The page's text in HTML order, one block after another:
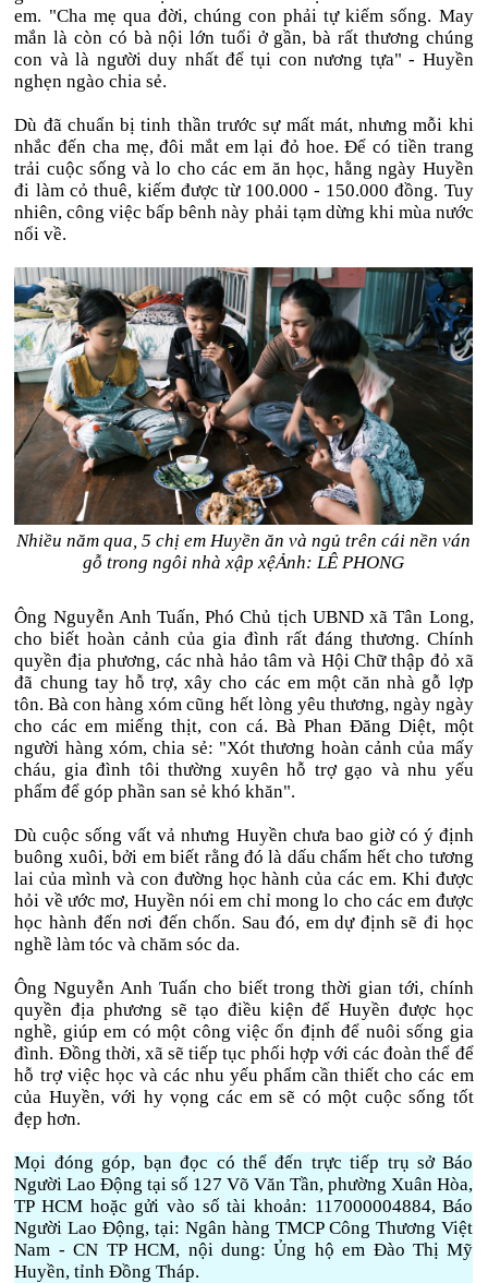
em. "Cha mẹ qua đời, chúng con phải tự kiếm sống. May
mắn là còn có bà nội lớn tuổi ở gần, bà rất thương chúng
con và là người duy nhất để tụi con nương tựa" - Huyền
nghẹn ngào chia sẻ.
Dù đã chuẩn bị tinh thần trước sự mất mát, nhưng mỗi khi
nhắc đến cha mẹ, đôi mắt em lại đỏ hoe. Để có tiền trang
trải cuộc sống và lo cho các em ăn học, hằng ngày Huyền
đi làm cỏ thuê, kiếm được từ 100.000 - 150.000 đồng. Tuy
nhiên, công việc bấp bênh này phải tạm dừng khi mùa nước
nổi về.
Nhiều năm qua, 5 chị em Huyền ăn và ngủ trên cái nền ván
gỗ trong ngôi nhà xập xệẢnh: LÊ PHONG
Ông Nguyễn Anh Tuấn, Phó Chủ tịch UBND xã Tân Long,
cho biết hoàn cảnh của gia đình rất đáng thương. Chính
quyền địa phương, các nhà hảo tâm và Hội Chữ thập đỏ xã
đã chung tay hỗ trợ, xây cho các em một căn nhà gỗ lợp
tôn. Bà con hàng xóm cũng hết lòng yêu thương, ngày ngày
cho các em miếng thịt, con cá. Bà Phan Đăng Diệt, một
người hàng xóm, chia sẻ: "Xót thương hoàn cảnh của mấy
cháu, gia đình tôi thường xuyên hỗ trợ gạo và nhu yếu
phẩm để góp phần san sẻ khó khăn".
Dù cuộc sống vất vả nhưng Huyền chưa bao giờ có ý định
buông xuôi, bởi em biết rằng đó là dấu chấm hết cho tương
lai của mình và con đường học hành của các em. Khi được
hỏi về ước mơ, Huyền nói em chỉ mong lo cho các em được
học hành đến nơi đến chốn. Sau đó, em dự định sẽ đi học
nghề làm tóc và chăm sóc da.
Ông Nguyễn Anh Tuấn cho biết trong thời gian tới, chính
quyền địa phương sẽ tạo điều kiện để Huyền được học
nghề, giúp em có một công việc ổn định để nuôi sống gia
đình. Đồng thời, xã sẽ tiếp tục phối hợp với các đoàn thể để
hỗ trợ việc học và các nhu yếu phẩm cần thiết cho các em
của Huyền, với hy vọng các em sẽ có một cuộc sống tốt
đẹp hơn.
Mọi đóng góp, bạn đọc có thể đến trực tiếp trụ sở Báo
Người Lao Động tại số 127 Võ Văn Tần, phường Xuân Hòa,
TP HCM hoặc gửi vào số tài khoản: 117000004884, Báo
Người Lao Động, tại: Ngân hàng TMCP Công Thương Việt
Nam - CN TP HCM, nội dung: Ủng hộ em Đào Thị Mỹ
Huyền, tỉnh Đồng Tháp.